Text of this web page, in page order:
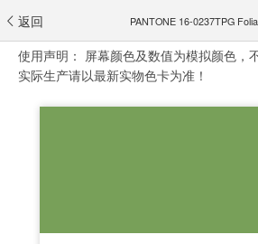
返回 PANTONE 16-0237TPG
使用声明： 屏幕颜色及数值为模拟颜色，
实际生产请以最新实物色卡为准！